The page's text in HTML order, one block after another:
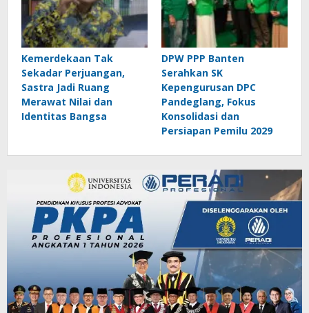
Kemerdekaan Tak
Sekadar Perjuangan,
Sastra Jadi Ruang
Merawat Nilai dan
Identitas Bangsa
DPW PPP Banten
Serahkan SK
Kepengurusan DPC
Pandeglang, Fokus
Konsolidasi dan
Persiapan Pemilu 2029